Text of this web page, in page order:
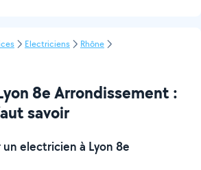
Electriciens
Rhône
8e Arrondissement :
savoir
electricien à Lyon 8e